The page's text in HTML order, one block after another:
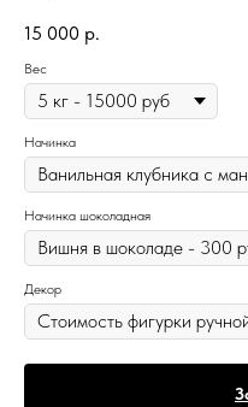
15 000 р.
Вес
Начинка
Начинка шоколадная
Декор